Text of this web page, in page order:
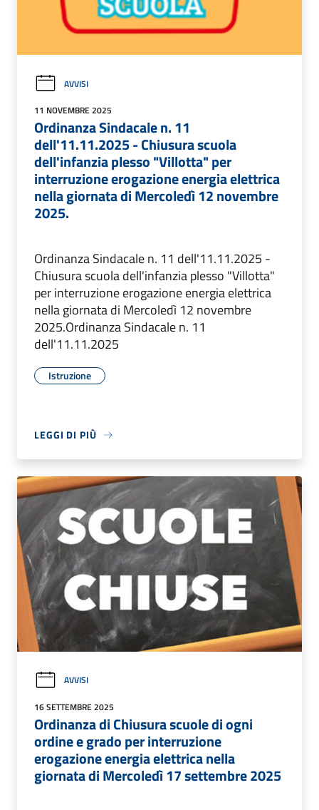
AVVISI
11 NOVEMBRE 2025
Ordinanza Sindacale n. 11
dell'11.11.2025 - Chiusura scuola
dell'infanzia plesso "Villotta" per
interruzione erogazione energia elettrica
nella giornata di Mercoledì 12 novembre
2025.
Ordinanza Sindacale n. 11 dell'11.11.2025 -
Chiusura scuola dell'infanzia plesso "Villotta"
per interruzione erogazione energia elettrica
nella giornata di Mercoledì 12 novembre
2025.Ordinanza Sindacale n. 11
dell'11.11.2025
Istruzione
LEGGI DI PIÙ
AVVISI
16 SETTEMBRE 2025
Ordinanza di Chiusura scuole di ogni
ordine e grado per interruzione
erogazione energia elettrica nella
giornata di Mercoledì 17 settembre 2025